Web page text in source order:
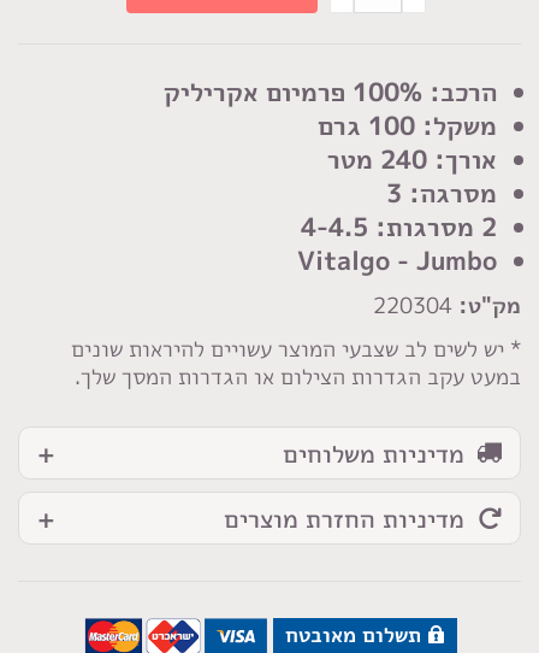
הרכב: 100% פרמיום אקריליק
משקל: 100 גרם
אורך: 240 מטר
מסרגה: 3
2 מסרגות: 4-4.5
Vitalgo - Jumbo
מק"ט:
* יש לשים לב שצבעי המוצר עשויים להיראות שונים
במעט עקב הגדרות הצילום או הגדרות המסך שלך.
של
סריגה
ויטלגו
גמבו
מדיניות משלוחים
מדיניות החזרת מוצרים
תשלום מאובטח